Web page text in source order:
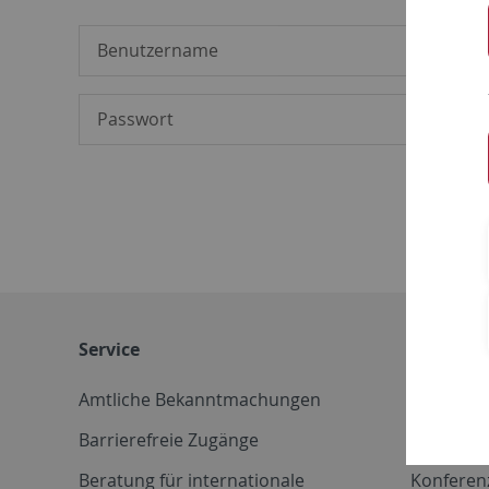
Service
Amtliche Bekanntmachungen
Barrierefreie Zugänge
Beratung für internationale